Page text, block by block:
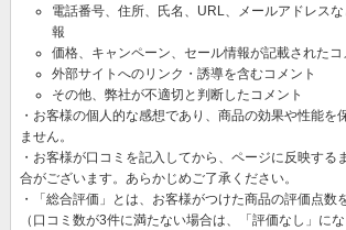
電話番号、住所、氏名、URL、メールアドレス
報
価格、キャンペーン、セール情報が記載されたコ
外部サイトへのリンク・誘導を含むコメント
その他、弊社が不適切と判断したコメント
・お客様の個人的な感想であり、商品の効果や性能を
ません。
・お客様が口コミを記入してから、ページに反映する
合がございます。あらかじめご了承ください。
・「総合評価」とは、お客様がつけた商品の評価点数
（口コミ数が3件に満たない場合は、「評価なし」にな